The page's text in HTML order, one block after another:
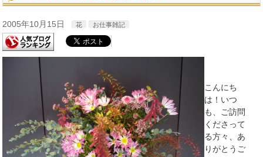
2005年10月15日 花 お仕事雑記
こんにち
は！いつ
も、ご訪問
くださって
る方々、あ
りがとうご